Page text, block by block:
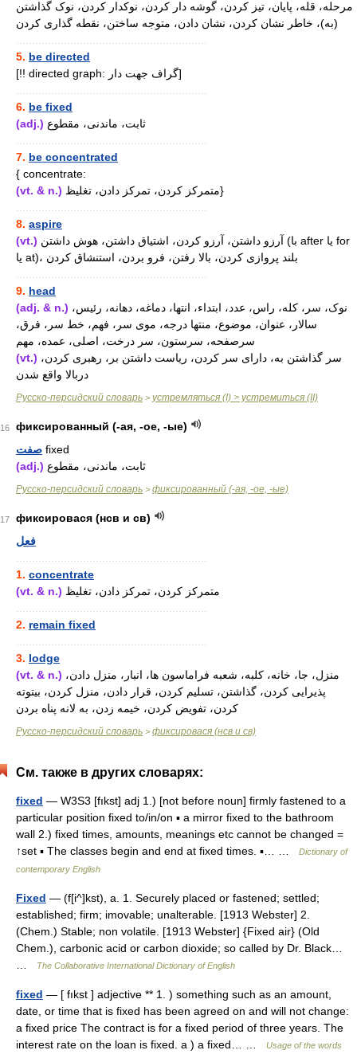
مرحله، قله، پایان، تیز کردن، گوشه دار کردن، نوکدار کردن، نوک گذاشتن
(به)، خاطر نشان کردن، نشان دادن، متوجه ساختن، نقطه گذاری کردن
5. be directed
[!! directed graph: گراف جهت دار]
6. be fixed
(adj.) ثابت، ماندنی، مقطوع
7. be concentrated
{ concentrate:
(vt. & n.)
متمرکز کردن، تمرکز دادن، تغلیظ}
8. aspire
(vt.)
یا at)، بلند پروازی کردن، بالا رفتن، فرو بردن، استنشاق کردن
9. head
(adj. & n.)
سالار، عنوان، موضوع، منتها درجه، موی سر، فهم، خط سر، فرق،
سرصفحه، سرستون، سر درخت، اصلی، عمده، مهم
(vt.)
دربالا واقع شدن
Русско-персидский словарь > устремляться (I) > устремиться (II)
16
фиксированный (-ая, -ое, -ые)
صفت fixed
(adj.) ثابت، ماندنی، مقطوع
Русско-персидский словарь > фиксированный (-ая, -ое, -ые)
17
фиксировася (нсв и св)
فعل
1. concentrate
(vt. & n.) متمرکز کردن، تمرکز دادن، تغلیظ
2. remain fixed
3. lodge
(vt. & n.)
پذیرایی کردن، گذاشتن، تسلیم کردن، قرار دادن، منزل کردن، بیتوته
کردن، تفویض کردن، خیمه زدن، به لانه پناه بردن
Русско-персидский словарь > фиксировася (нсв и св)
См. также в других словарях:
fixed — W3S3 [fıkst] adj 1.) [not before noun] firmly fastened to a
particular position fixed to/in/on ▪ a mirror fixed to the bathroom
wall 2.) fixed times, amounts, meanings etc cannot be changed =
↑set ▪ The classes begin and end at fixed times. ▪… …
Dictionary of
contemporary English
Fixed — (f[i^]kst), a. 1. Securely placed or fastened; settled;
established; firm; imovable; unalterable. [1913 Webster] 2.
(Chem.) Stable; non volatile. [1913 Webster] {Fixed air} (Old
Chem.), carbonic acid or carbon dioxide; so called by Dr. Black…
The Collaborative International Dictionary of English
fixed — [ fıkst ] adjective ** 1. ) something such as an amount,
date, or time that is fixed has been agreed on and will not change:
a fixed price The contract is for a fixed period of three years. The
interest rate on the loan is fixed. a ) a fixed… …
Usage of the words